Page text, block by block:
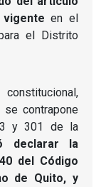
en el
el Distrito
se contrapone
y 301 de la
declarar la
del Código
de Quito, y